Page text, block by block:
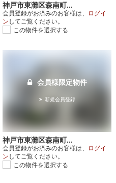
神戸市東灘区森南町...
会員登録がお済みのお客様は、
ログイ
ン してご覧ください。
この物件を選択する
会員様限定物件
新規会員登録
神戸市東灘区森南町...
会員登録がお済みのお客様は、
ログイ
ン してご覧ください。
この物件を選択する